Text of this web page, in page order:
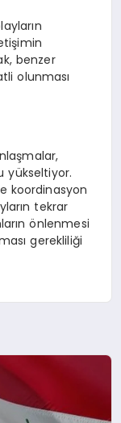
benzer
olunması
yükseltiyor.
koordinasyon
tekrar
önlenmesi
gerekliliği